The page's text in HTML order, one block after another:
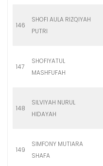
146
SHOFI AULA RIZQIYAH
PUTRI
147
SHOFIYATUL
MASHFUFAH
148
SILVIYAH NURUL
HIDAYAH
149
SIMFONY MUTIARA
SHAFA